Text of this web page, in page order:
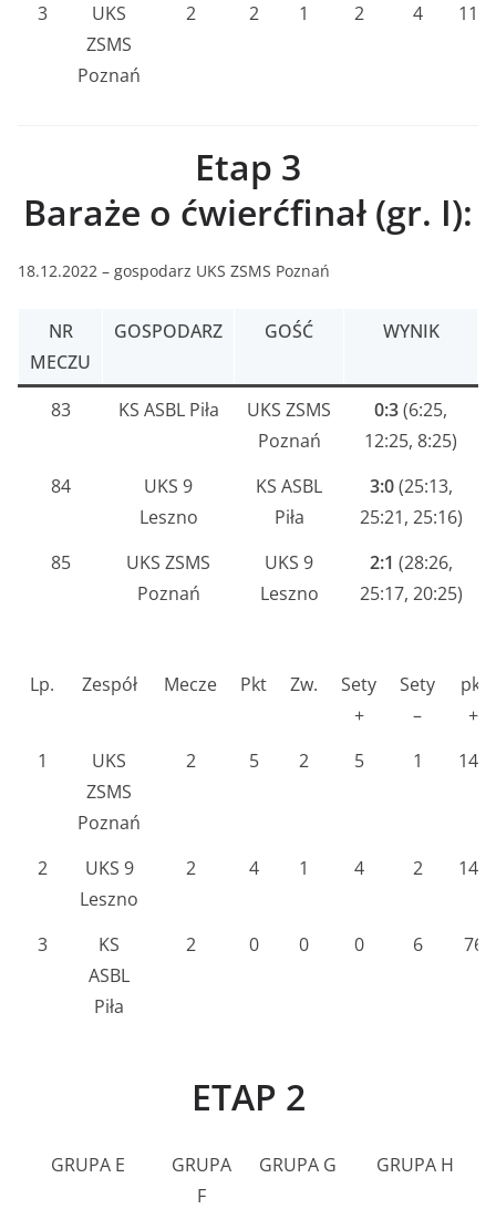
3
UKS
ZSMS
Poznań
2 2 1 2 4 114
Etap 3
Baraże o ćwierćfinał (gr. I):
18.12.2022 – gospodarz UKS ZSMS Poznań
NR
MECZU
GOSPODARZ GOŚĆ WYNIK
83 KS ASBL Piła
UKS ZSMS
Poznań
0:3(6:25,
12:25, 8:25)
84
UKS 9
Leszno
KS ASBL
Piła
3:0(25:13,
25:21, 25:16)
85
UKS ZSMS
Poznań
UKS 9
Leszno
2:1 (28:26,
25:17, 20:25)
Lp. Zespół Mecze Pkt Zw.
Sety
+
Sety
–
pkt
+
1
UKS
ZSMS
Poznań
2 5 2 5 1 148
2
UKS 9
Leszno
2 4 1 4 2 143
3
KS
ASBL
Piła
2 0 0 0 6 76
ETAP 2
GRUPA E
GRUPA
F
GRUPA G GRUPA H